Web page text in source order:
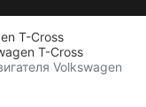
T-Cross
T-Cross
Volkswagen